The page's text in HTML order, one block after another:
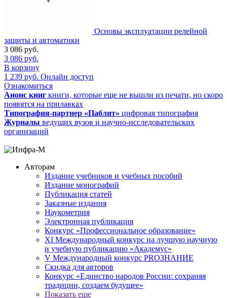
Основы эксплуатации релейной
защиты и автоматики
3 086 руб.
3 086 руб.
В корзину
1 239 руб. Онлайн доступ
Ознакомиться
Анонс книг книги, которые еще не вышли из печати, но скоро
появятся на прилавках
Типография-партнер «Паблит» цифровая типография
Журналы ведущих вузов и научно-исследовательских
организаций
Авторам
Издание учебников и учебных пособий
Издание монографий
Публикация статей
Заказные издания
Наукометрия
Электронная публикация
Конкурс «Профессиональное образование»
XI Международный конкурс на лучшую научную
и учебную публикацию «Академус»
V Международный конкурс PROЗНАНИЕ
Скидка для авторов
Конкурс «Единство народов России: сохраняя
традиции, создаем будущее»
Показать еще